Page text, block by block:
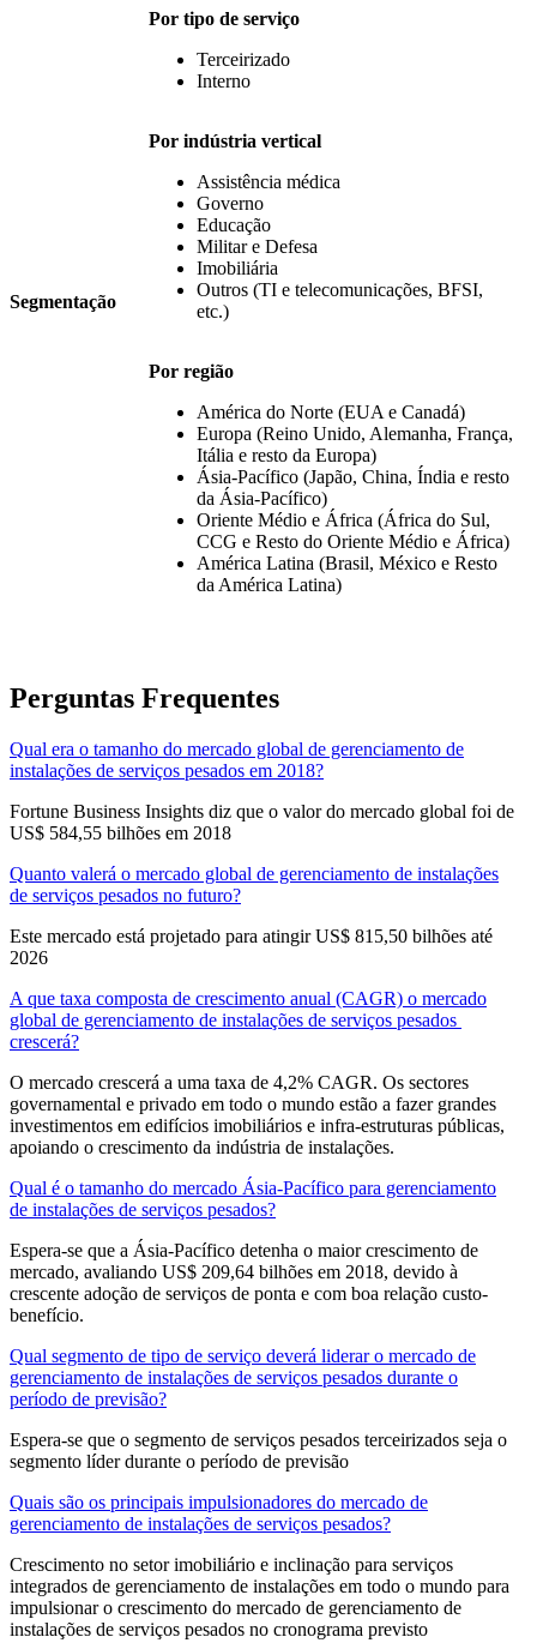
Segmentação
Por tipo de serviço
Terceirizado
Interno
Por indústria vertical
Assistência médica
Governo
Educação
Militar e Defesa
Imobiliária
Outros (TI e telecomunicações, BFSI,
etc.)
Por região
América do Norte (EUA e Canadá)
Europa (Reino Unido, Alemanha, França,
Itália e resto da Europa)
Ásia-Pacífico (Japão, China, Índia e resto
da Ásia-Pacífico)
Oriente Médio e África (África do Sul,
CCG e Resto do Oriente Médio e África)
América Latina (Brasil, México e Resto
da América Latina)
Perguntas Frequentes
Qual era o tamanho do mercado global de gerenciamento de
instalações de serviços pesados ​​em 2018?
Fortune Business Insights diz que o valor do mercado global foi de
US$ 584,55 bilhões em 2018
Quanto valerá o mercado global de gerenciamento de instalações
de serviços pesados ​​no futuro?
Este mercado está projetado para atingir US$ 815,50 bilhões até
2026
A que taxa composta de crescimento anual (CAGR) o mercado
global de gerenciamento de instalações de serviços pesados ​​
crescerá?
O mercado crescerá a uma taxa de 4,2% CAGR. Os sectores
governamental e privado em todo o mundo estão a fazer grandes
investimentos em edifícios imobiliários e infra-estruturas públicas,
apoiando o crescimento da indústria de instalações.
Qual é o tamanho do mercado Ásia-Pacífico para gerenciamento
de instalações de serviços pesados?
Espera-se que a Ásia-Pacífico detenha o maior crescimento de
mercado, avaliando US$ 209,64 bilhões em 2018, devido à
crescente adoção de serviços de ponta e com boa relação custo-
benefício.
Qual segmento de tipo de serviço deverá liderar o mercado de
gerenciamento de instalações de serviços pesados ​​durante o
período de previsão?
Espera-se que o segmento de serviços pesados ​​terceirizados seja o
segmento líder durante o período de previsão
Quais são os principais impulsionadores do mercado de
gerenciamento de instalações de serviços pesados?
Crescimento no setor imobiliário e inclinação para serviços
integrados de gerenciamento de instalações em todo o mundo para
impulsionar o crescimento do mercado de gerenciamento de
instalações de serviços pesados ​​no cronograma previsto